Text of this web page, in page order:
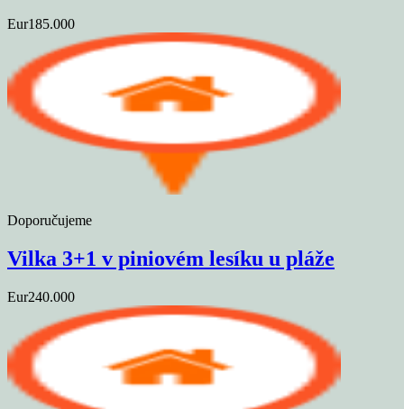
Eur185.000
Doporučujeme
Vilka 3+1 v piniovém lesíku u pláže
Eur240.000